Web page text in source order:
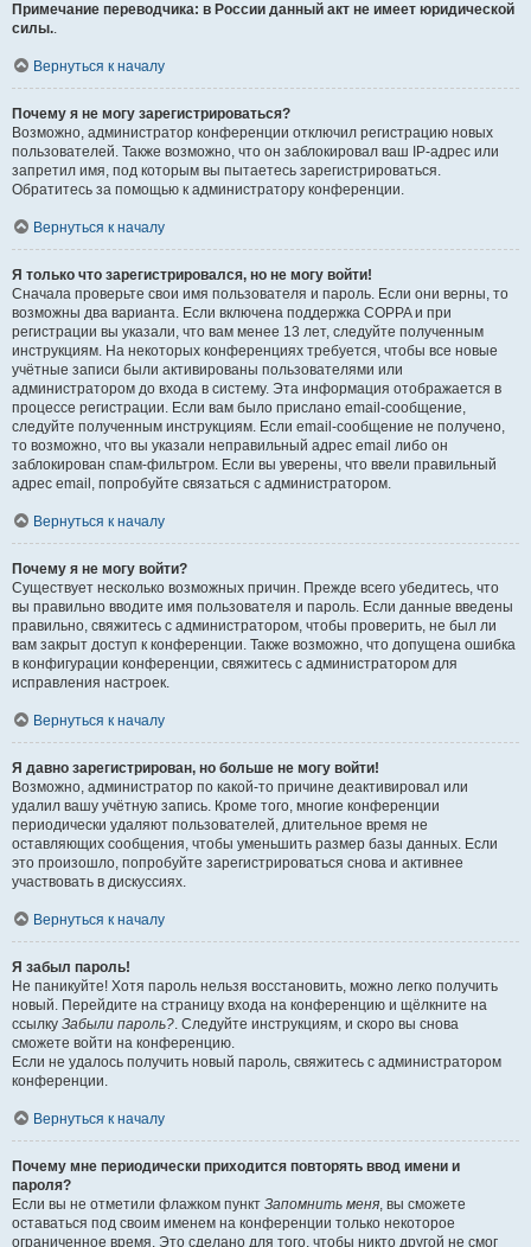
Примечание переводчика: в России данный акт не имеет юридической
силы..
Вернуться к началу
Почему я не могу зарегистрироваться?
Возможно, администратор конференции отключил регистрацию новых
пользователей. Также возможно, что он заблокировал ваш IP-адрес или
запретил имя, под которым вы пытаетесь зарегистрироваться.
Обратитесь за помощью к администратору конференции.
Вернуться к началу
Я только что зарегистрировался, но не могу войти!
Сначала проверьте свои имя пользователя и пароль. Если они верны, то
возможны два варианта. Если включена поддержка COPPA и при
регистрации вы указали, что вам менее 13 лет, следуйте полученным
инструкциям. На некоторых конференциях требуется, чтобы все новые
учётные записи были активированы пользователями или
администратором до входа в систему. Эта информация отображается в
процессе регистрации. Если вам было прислано email-сообщение,
следуйте полученным инструкциям. Если email-сообщение не получено,
то возможно, что вы указали неправильный адрес email либо он
заблокирован спам-фильтром. Если вы уверены, что ввели правильный
адрес email, попробуйте связаться с администратором.
Вернуться к началу
Почему я не могу войти?
Существует несколько возможных причин. Прежде всего убедитесь, что
вы правильно вводите имя пользователя и пароль. Если данные введены
правильно, свяжитесь с администратором, чтобы проверить, не был ли
вам закрыт доступ к конференции. Также возможно, что допущена ошибка
в конфигурации конференции, свяжитесь с администратором для
исправления настроек.
Вернуться к началу
Я давно зарегистрирован, но больше не могу войти!
Возможно, администратор по какой-то причине деактивировал или
удалил вашу учётную запись. Кроме того, многие конференции
периодически удаляют пользователей, длительное время не
оставляющих сообщения, чтобы уменьшить размер базы данных. Если
это произошло, попробуйте зарегистрироваться снова и активнее
участвовать в дискуссиях.
Вернуться к началу
Я забыл пароль!
Не паникуйте! Хотя пароль нельзя восстановить, можно легко получить
новый. Перейдите на страницу входа на конференцию и щёлкните на
ссылку Забыли пароль?. Следуйте инструкциям, и скоро вы снова
сможете войти на конференцию.
Если не удалось получить новый пароль, свяжитесь с администратором
конференции.
Вернуться к началу
Почему мне периодически приходится повторять ввод имени и
пароля?
Если вы не отметили флажком пункт Запомнить меня, вы сможете
оставаться под своим именем на конференции только некоторое
ограниченное время. Это сделано для того, чтобы никто другой не смог